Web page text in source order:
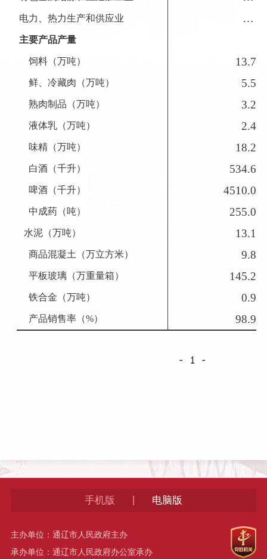
电力、热力生产和供应业 …
主要产品产量
饲料（万吨） 13.7
鲜、冷藏肉（万吨） 5.5
熟肉制品（万吨） 3.2
液体乳（万吨） 2.4
味精（万吨） 18.2
白酒（千升） 534.6
啤酒（千升） 4510.0
中成药（吨） 255.0
水泥（万吨） 13.1
商品混凝土（万立方米） 9.8
平板玻璃（万重量箱） 145.2
铁合金（万吨） 0.9
产品销售率（%） 98.9
手机版 电脑版
主办单位：通辽市人民政府主办
承办单位：通辽市人民政府办公室承办